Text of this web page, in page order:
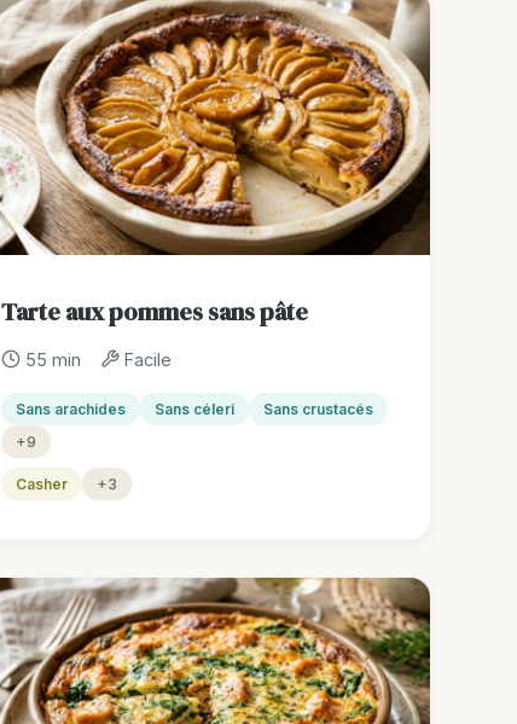
Tarte aux pommes sans pâte
55 min Facile
Sans arachides Sans céleri
Sans crustacés
+9
Casher +3